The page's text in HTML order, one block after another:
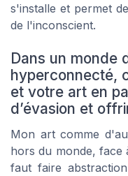
s'installe et permet
de l'inconscient.
Dans un monde
hyperconnecté,
et votre art en
d’évasion et
Mon art comme
hors du monde, face
faut faire